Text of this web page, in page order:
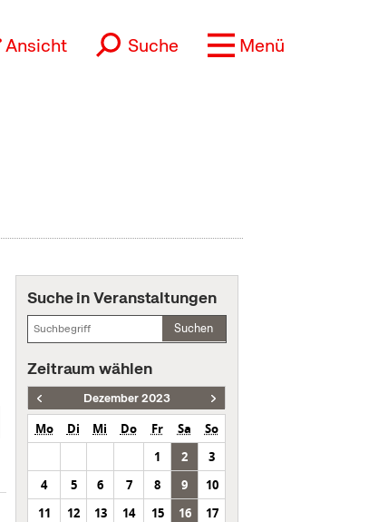
Ansicht Suche Menü
Suche in Veranstaltungen
Suchen
Zeitraum wählen
Dezember 2023
Mo Di Mi Do Fr Sa
So
1
2
3
4
5 6 7 8 9
10
11
12 13 14 15 16
17